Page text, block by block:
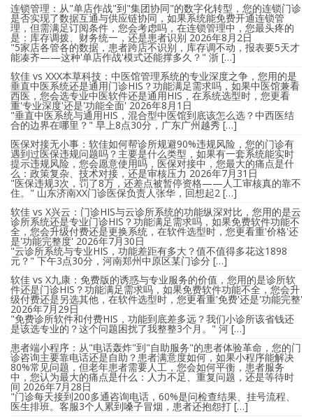
连锁管理：从"单店作战"到"集团协同"的数字化转型，您的连锁门诊
是否实现了数据互通与供应链协同，如果系统能免费开通连锁管
理，但需满足订阅条件，您会考虑吗，在连锁管理中，您最头疼的
是：库存调拨、财务统一，还是患者识别 2026年8月2日
"5家店各管各的数据，患者跨店不识别，库存调不动，报表要5天才
能凑齐——这种'单店作战'模式还能撑多久？" 浙 […]
软佳 vs XXX本草科技：中医馆管理系统的专业深度之争，您用的是
垂直中医系统还是通用门诊HIS？功能满足需求吗，如果中医馆兼看
西医，您会选专业中医软件还是通用HIS，在系统选型时，您更看
重'专业深度'还是'功能全面' 2026年8月1日
"垂直中医系统与通用HIS，混合型中医馆到底该怎么选？中西医结
合的边界在哪里？" 早上8点30分，广东广州越秀 […]
医保对接无小事：软佳如何帮诊所规避90%违规风险，您的门诊有
遇到过医保违规问题吗？主要是什么类型，如果有一套系统能实时
提示违规风险，您会愿意使用吗，医保对接中，您最大的痛点是什
么：政策复杂、技术对接，还是审核压力 2026年7月31日
"医保违规3次，罚了8万，还差点被暂停资格——人工审核真的靠不
住。" 山东济南XX门诊医保负责人张华，回想起2 […]
软佳 vs X兴云：门诊HIS与云诊所系统的功能纵深对比，您用的是云
诊所系统还是专业门诊HIS？功能满足需求吗，如果免费软件功能不
全，您会升级付费还是更换系统，在软件选型时，您更看重'价格'还
是'功能完整度' 2026年7月30日
"云诊所系统与专业HIS，功能差距有多大？值不值得多花这1898
元？" 下午3点30分，河南郑州中原区某门诊分 […]
软佳 vs X九康：免费版的诱惑与专业服务的价值，您用的是诊所软
件还是门诊HIS？功能满足需求吗，如果免费软件功能不全，您会升
级付费还是另选其他，在软件选型时，您更看重'免费'还是'功能完整'
2026年7月29日
"免费诊所软件和付费HIS，功能到底差多远？我们小诊所该省钱还
是该选专业的？这个问题困扰了我整整3个月。" 河 […]
患者端小程序：从"电话轰炸"到"自助服务"的患者体验革命，您的门
诊咨询主要靠电话还是自助？患者满意度如何，如果小程序能解决
80%常见问题，但老年患者需要人工，您会如何平衡，患者服务
中，您认为最大的痛点是什么：人力不足、重复问题，还是等待时
间 2026年7月28日
"门诊每天接到200多通咨询电话，60%是问检查结果、挂号流程、
医生排班。客服3个人累到嗓子冒烟，患者还抱怨打 […]